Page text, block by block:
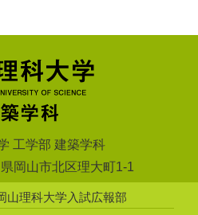
工学部 建築学科
岡山市北区理大町1-1
山理科大学入試広報部